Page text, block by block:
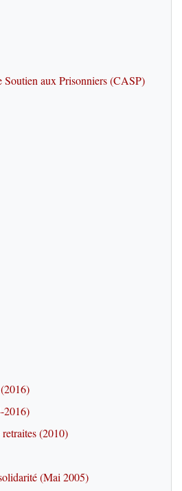
Soutien aux Prisonniers (CASP)
2016)
(2010)
(Mai 2005)